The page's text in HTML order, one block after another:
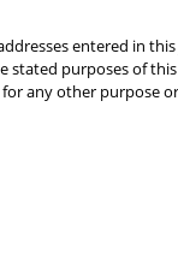
entered in
stated purposes of
any other purpose